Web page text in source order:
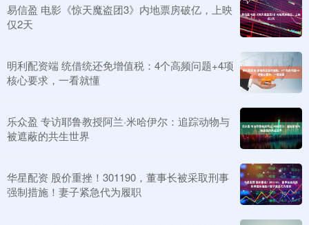
易信盈 电影《惊天魔盗团3》内地票房破亿，上映
仅2天
明利配资端 统借统还免增值税：4个高频问题+4项
核心要求，一看就懂
乐众盈 专访耶鲁教授阿兰·米哈伊尔：追踪动物与
被遮蔽的共生世界
华星配资 股价重挫！301190，董事长被采取刑事
强制措施！妻子紧急代为履职